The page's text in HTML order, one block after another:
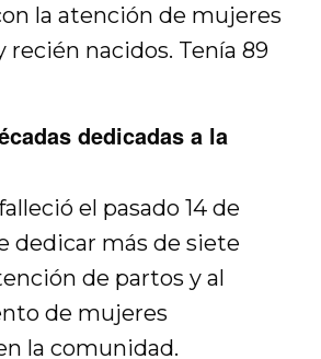
la atención de mujeres
recién nacidos. Tenía 89
dedicadas a la
el pasado 14 de
dedicar más de siete
de partos y al
de mujeres
la comunidad.